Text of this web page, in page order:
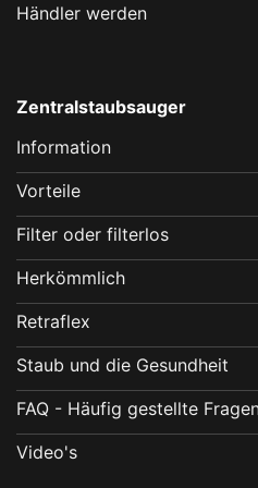
Händler werden
Zentralstaubsauger
Information
Vorteile
Filter oder filterlos
Herkömmlich
Retraflex
Staub und die Gesundheit
FAQ - Häufig gestellte
Video's